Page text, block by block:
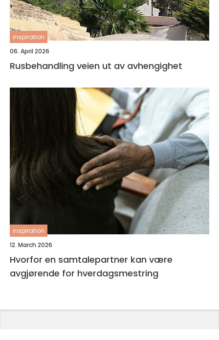
inspiration
06. April 2026
Rusbehandling veien ut av avhengighet
inspiration
12. March 2026
Hvorfor en samtalepartner kan være
avgjørende for hverdagsmestring